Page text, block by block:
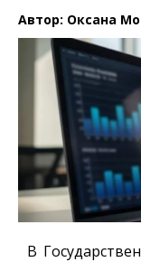
Автор: Оксана
В